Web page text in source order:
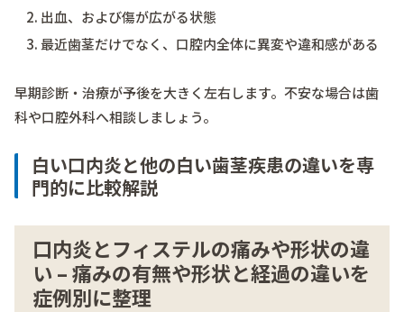
出血、および傷が広がる状態
最近歯茎だけでなく、口腔内全体に異変や違和感がある
早期診断・治療が予後を大きく左右します。不安な場合は歯
科や口腔外科へ相談しましょう。
白い口内炎と他の白い歯茎疾患の違いを専
門的に比較解説
口内炎とフィステルの痛みや形状の違
い – 痛みの有無や形状と経過の違いを
症例別に整理